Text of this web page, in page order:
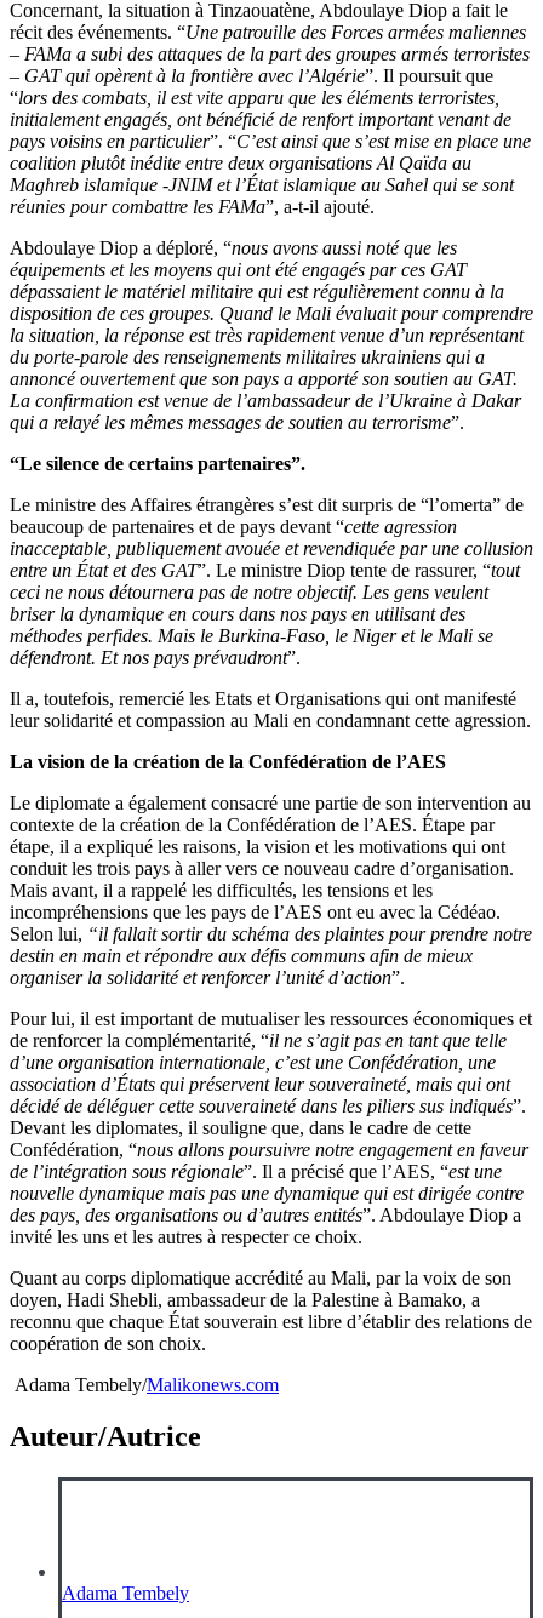
Concernant, la situation à Tinzaouatène, Abdoulaye Diop a fait le
récit des événements. “Une patrouille des Forces armées maliennes
– FAMa a subi des attaques de la part des groupes armés terroristes
– GAT qui opèrent à la frontière avec l’Algérie”. Il poursuit que
“lors des combats, il est vite apparu que les éléments terroristes,
initialement engagés, ont bénéficié de renfort important venant de
pays voisins en particulier”. “C’est ainsi que s’est mise en place une
coalition plutôt inédite entre deux organisations Al Qaïda au
Maghreb islamique -JNIM et l’État islamique au Sahel qui se sont
réunies pour combattre les FAMa”, a-t-il ajouté.
Abdoulaye Diop a déploré, “nous avons aussi noté que les
équipements et les moyens qui ont été engagés par ces GAT
dépassaient le matériel militaire qui est régulièrement connu à la
disposition de ces groupes. Quand le Mali évaluait pour comprendre
la situation, la réponse est très rapidement venue d’un représentant
du porte-parole des renseignements militaires ukrainiens qui a
annoncé ouvertement que son pays a apporté son soutien au GAT.
La confirmation est venue de l’ambassadeur de l’Ukraine à Dakar
qui a relayé les mêmes messages de soutien au terrorisme”.
“Le silence de certains partenaires”.
Le ministre des Affaires étrangères s’est dit surpris de “l’omerta” de
beaucoup de partenaires et de pays devant “cette agression
inacceptable, publiquement avouée et revendiquée par une collusion
entre un État et des GAT”. Le ministre Diop tente de rassurer, “tout
ceci ne nous détournera pas de notre objectif. Les gens veulent
briser la dynamique en cours dans nos pays en utilisant des
méthodes perfides. Mais le Burkina-Faso, le Niger et le Mali se
défendront. Et nos pays prévaudront”.
Il a, toutefois, remercié les Etats et Organisations qui ont manifesté
leur solidarité et compassion au Mali en condamnant cette agression.
La vision de la création de la Confédération de l’AES
Le diplomate a également consacré une partie de son intervention au
contexte de la création de la Confédération de l’AES. Étape par
étape, il a expliqué les raisons, la vision et les motivations qui ont
conduit les trois pays à aller vers ce nouveau cadre d’organisation.
Mais avant, il a rappelé les difficultés, les tensions et les
incompréhensions que les pays de l’AES ont eu avec la Cédéao.
Selon lui, “il fallait sortir du schéma des plaintes pour prendre notre
destin en main et répondre aux défis communs afin de mieux
organiser la solidarité et renforcer l’unité d’action”.
Pour lui, il est important de mutualiser les ressources économiques et
de renforcer la complémentarité, “il ne s’agit pas en tant que telle
d’une organisation internationale, c’est une Confédération, une
association d’États qui préservent leur souveraineté, mais qui ont
décidé de déléguer cette souveraineté dans les piliers sus indiqués”.
Devant les diplomates, il souligne que, dans le cadre de cette
Confédération, “nous allons poursuivre notre engagement en faveur
de l’intégration sous régionale”. Il a précisé que l’AES, “est une
nouvelle dynamique mais pas une dynamique qui est dirigée contre
des pays, des organisations ou d’autres entités”. Abdoulaye Diop a
invité les uns et les autres à respecter ce choix.
Quant au corps diplomatique accrédité au Mali, par la voix de son
doyen, Hadi Shebli, ambassadeur de la Palestine à Bamako, a
reconnu que chaque État souverain est libre d’établir des relations de
coopération de son choix.
Adama Tembely/Malikonews.com
Auteur/Autrice
Adama Tembely